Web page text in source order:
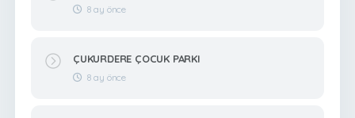
8 ay önce
ÇUKURDERE ÇOCUK PARKI
8 ay önce